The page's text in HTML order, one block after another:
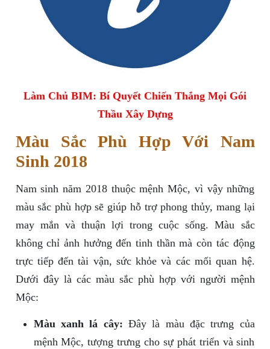
Làm Chủ BIM: Bí Quyết Chiến Thắng Mọi Gói
Thầu Xây Dựng
Màu Sắc Phù Hợp Với Nam
Sinh 2018
Nam sinh năm 2018 thuộc mệnh Mộc, vì vậy những
màu sắc phù hợp sẽ giúp hỗ trợ phong thủy, mang lại
may mắn và thuận lợi trong cuộc sống. Màu sắc
không chỉ ảnh hưởng đến tinh thần mà còn tác động
trực tiếp đến tài vận, sức khỏe và các mối quan hệ.
Dưới đây là các màu sắc phù hợp với người mệnh
Mộc:
Màu xanh lá cây: Đây là màu đặc trưng của
mệnh Mộc, tượng trưng cho sự phát triển và sinh